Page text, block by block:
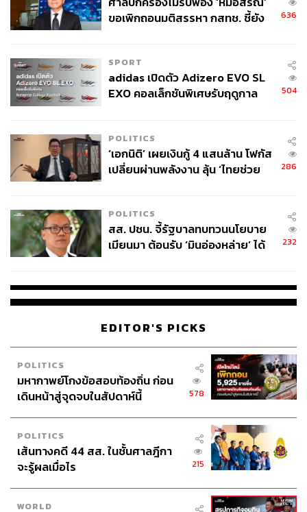
ขอเพิกถอนมติสรรหา กสทช. ชี้ยัง
636
SPORT
adidas เปิดตัว Adizero EVO SL
EXO คอลเล็กชันพิเศษรับฤดูกาล
504
POLITICS
‘เอกนิติ’ เผยเงินกู้ 4 แสนล้าน โฟกัส
เปลี่ยนผ่านพลังงาน ลุ้น ‘ไทยช่วย
286
POLITICS
สส. ปชน. จี้รัฐบาลทบทวนนโยบาย
เมียนมา ต้อนรับ ‘มินอ่องหล่าย’ ได้
232
EDITOR'S PICKS
POLITICS
มหากาพย์โกงข้อสอบท้องถิ่น ก่อน
เดินหน้าสู่จุดจบในสัปดาห์นี้
578
POLITICS
เส้นทางคดี 44 สส. ในชั้นศาลฎีกา
จะรู้ผลเมื่อไร
215
WORLD